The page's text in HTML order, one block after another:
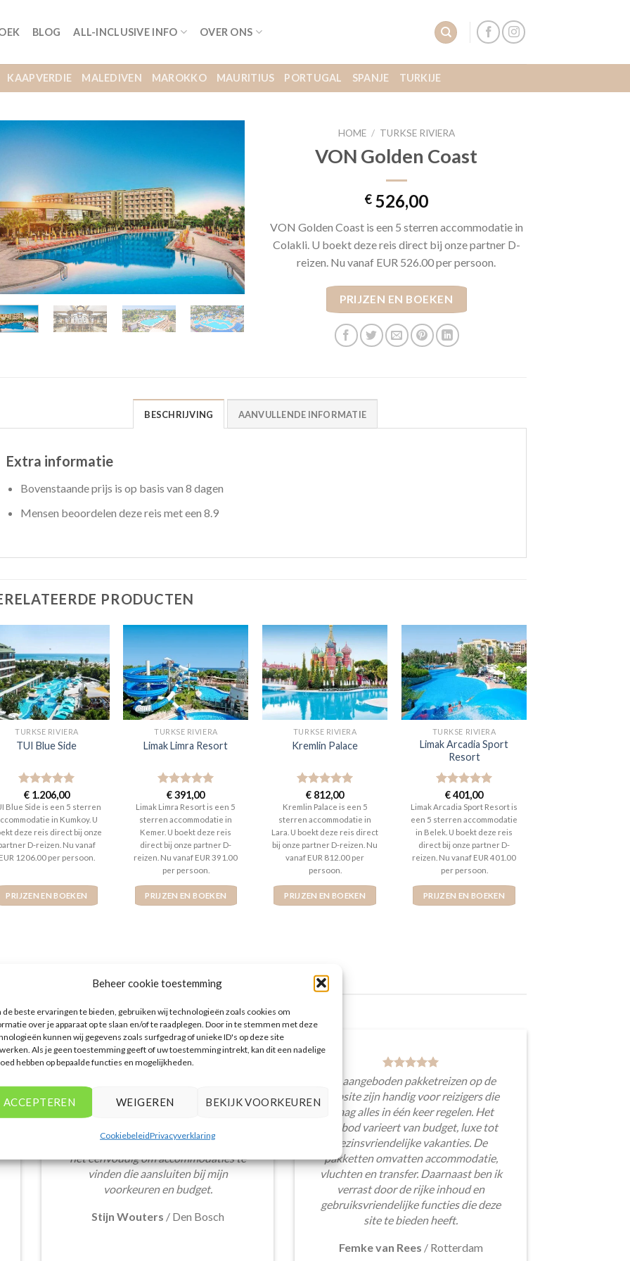
Beheer cookie toestemming
de beste ervaringen te bieden, gebruiken wij technologieën zoals cookies om
over je apparaat op te slaan en/of te raadplegen. Door in te stemmen met deze
kunnen wij gegevens zoals surfgedrag of unieke ID's op deze site
Als je geen toestemming geeft of uw toestemming intrekt, kan dit een nadelige
hebben op bepaalde functies en mogelijkheden.
ACCEPTEREN WEIGEREN BEKIJK VOORKEUREN
CookiebeleidPrivacyverklaring
BLOG ALL-INCLUSIVE INFO OVER ONS
KAAPVERDIE MALEDIVEN MAROKKO MAURITIUS PORTUGAL SPANJE TURKIJE
HOME / TURKSE RIVIERA
VON Golden Coast
€ 526,00
VON Golden Coast is een 5 sterren accommodatie in
Colakli. U boekt deze reis direct bij onze partner D-
reizen. Nu vanaf EUR 526.00 per persoon.
PRIJZEN EN BOEKEN
BESCHRIJVING AANVULLENDE INFORMATIE
Extra informatie
Bovenstaande prijs is op basis van 8 dagen
Mensen beoordelen deze reis met een 8.9
PRODUCTEN
TURKSE RIVIERA
TUI Blue Side
Gewaardeerd
5 uit 5
€1.206,00
Blue Side is een 5 sterren
in Kumkoy. U
deze reis direct bij onze
D-reizen. Nu vanaf
1206.00 per persoon.
PRIJZEN EN BOEKEN
TURKSE RIVIERA
Limak Limra Resort
Gewaardeerd
5 uit 5
€391,00
Limak Limra Resort is een 5
sterren accommodatie in
Kemer. U boekt deze reis
direct bij onze partner D-
reizen. Nu vanaf EUR 391.00
per persoon.
PRIJZEN EN BOEKEN
TURKSE RIVIERA
Kremlin Palace
Gewaardeerd
5uit 5
€ 812,00
Kremlin Palace is een 5
sterren accommodatie in
Lara. U boekt deze reis direct
bij onze partner D-reizen. Nu
vanaf EUR 812.00 per
persoon.
PRIJZEN EN BOEKEN
TURKSE RIVIERA
Limak Arcadia Sport
Resort
Gewaardeerd
5uit 5
€401,00
Limak Arcadia Sport Resort is
een 5 sterren accommodatie
in Belek. U boekt deze reis
direct bij onze partner D-
reizen. Nu vanaf EUR 401.00
per persoon.
PRIJZEN EN BOEKEN
WAT ZE OVER ONS ZEGGEN
vakantieall-inclusive.nl is erg goed. Van
opties. De handige zoekfilters maakten
het eenvoudig om accommodaties te
vinden die aansluiten bij mijn
voorkeuren en budget.
Stijn Wouters / Den Bosch
De aangeboden pakketreizen op de
website zijn handig voor reizigers die
graag alles in één keer regelen. Het
aanbod varieert van budget, luxe tot
gezinsvriendelijke vakanties. De
pakketten omvatten accommodatie,
vluchten en transfer. Daarnaast ben ik
verrast door de rijke inhoud en
gebruiksvriendelijke functies die deze
site te bieden heeft.
Femke van Rees / Rotterdam